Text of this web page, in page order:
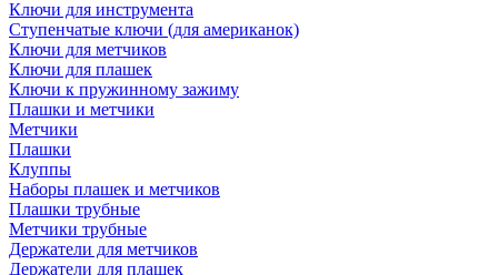
Ключи для инструмента
Ступенчатые ключи (для американок)
Ключи для метчиков
Ключи для плашек
Ключи к пружинному зажиму
Плашки и метчики
Метчики
Плашки
Клуппы
Наборы плашек и метчиков
Плашки трубные
Метчики трубные
Держатели для метчиков
Держатели для плашек